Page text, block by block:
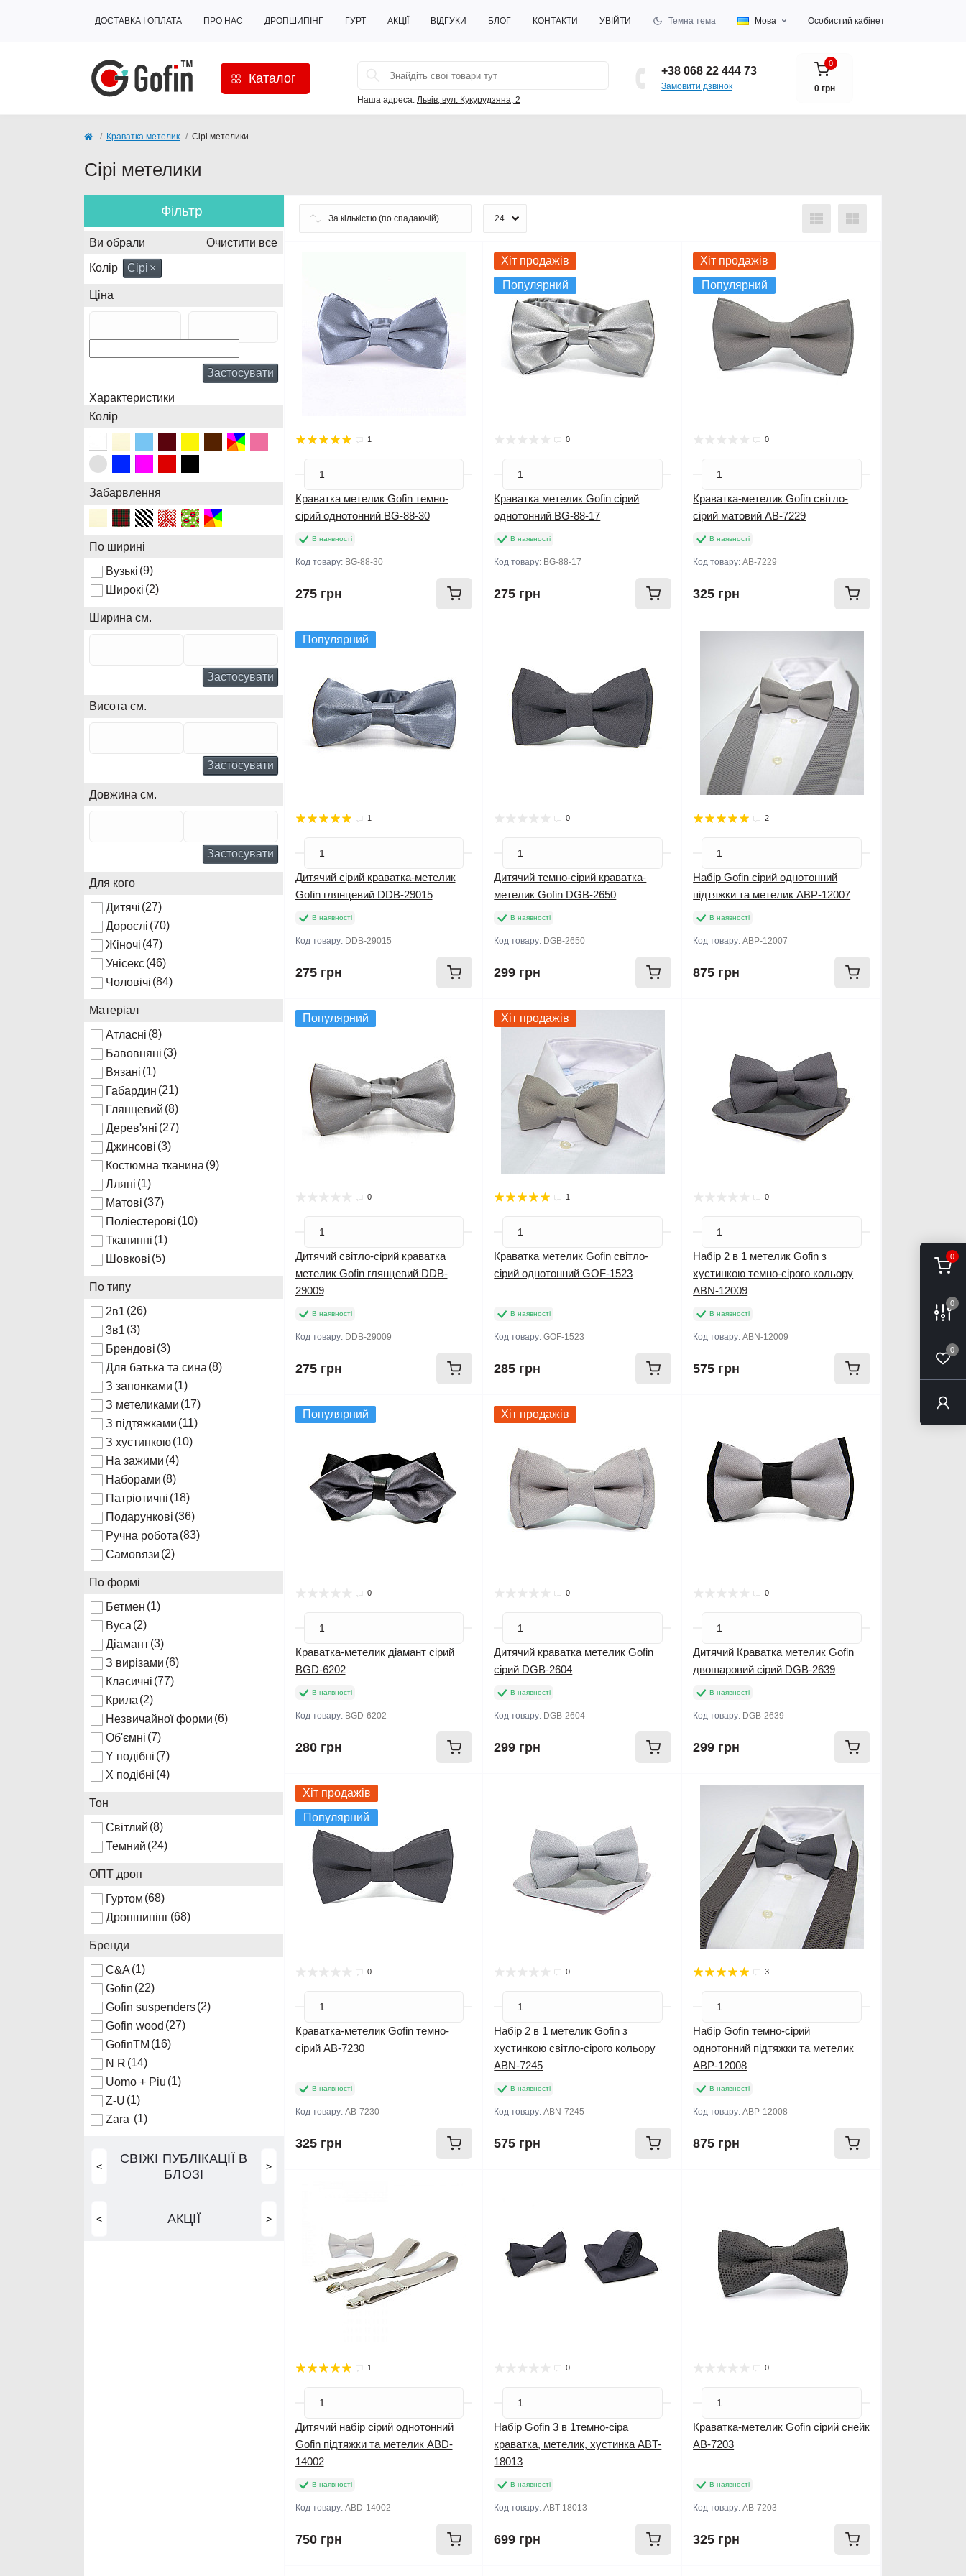
0
0
0
ДОСТАВКА І ОПЛАТА ПРО НАС ДРОПШИПІНГ ГУРТ АКЦІЇ ВІДГУКИ БЛОГ КОНТАКТИ УВІЙТИ Темна тема Мова Особистий кабінет
Каталог
Наша адреса: Львів, вул. Кукурудзяна, 2
+38 068 22 444 73
Замовити дзвінок
0
0 грн
Краватка метелик Сірі метелики
Сірі метелики
Фільтр
Ви обрали Очистити все
Колір Сірі ×
Ціна
Застосувати
Характеристики
Колір
Забарвлення
По ширині
Вузькі (9)
Широкі (2)
Ширина см.
Застосувати
Висота см.
Застосувати
Довжина см.
Застосувати
Для кого
Дитячі (27)
Дорослі (70)
Жіночі (47)
Унісекс(46)
Чоловічі (84)
Матеріал
Атласні (8)
Бавовняні (3)
Вязані (1)
Габардин (21)
Глянцевий (8)
Дерев'яні (27)
Джинсові (3)
Костюмна тканина (9)
Лляні (1)
Матові (37)
Поліестерові (10)
Тканинні (1)
Шовкові (5)
По типу
2в1 (26)
3в1 (3)
Брендові (3)
Для батька та сина (8)
З запонками (1)
З метеликами (17)
З підтяжками (11)
З хустинкою(10)
На зажими (4)
Наборами (8)
Патріотичні (18)
Подарункові (36)
Ручна робота (83)
Самовязи (2)
По формі
Бетмен (1)
Вуса (2)
Діамант(3)
З вирізами (6)
Класичні (77)
Крила (2)
Незвичайної форми (6)
Об'ємні (7)
Y подібні (7)
Х подібні (4)
Тон
Світлий (8)
Темний (24)
ОПТ дроп
Гуртом (68)
Дропшипінг(68)
Бренди
C&A (1)
Gofin (22)
Gofin suspenders(2)
Gofin wood (27)
GofinTM (16)
N R (14)
Uomo + Piu (1)
Z-U (1)
Zara (1)
СВІЖІ ПУБЛІКАЦІЇ В
БЛОЗІ
< >
АКЦІЇ
< >
1
Краватка метелик Gofin темно-
сірий однотонний BG-88-30
В наявності
Код товару: BG-88-30
275 грн
Хіт продажів
Популярний
0
Краватка метелик Gofin сірий
однотонний BG-88-17
В наявності
Код товару: BG-88-17
275 грн
Хіт продажів
Популярний
0
Краватка-метелик Gofin світло-
сірий матовий AB-7229
В наявності
Код товару:AB-7229
325 грн
Популярний
1
Дитячий сірий краватка-метелик
Gofin глянцевий DDB-29015
В наявності
Код товару: DDB-29015
275 грн
0
Дитячий темно-сірий краватка-
метелик Gofin DGB-2650
В наявності
Код товару: DGB-2650
299 грн
2
Набір Gofin сірий однотонний
підтяжки та метелик ABP-12007
В наявності
Код товару:ABP-12007
875 грн
Популярний
0
Дитячий світло-сірий краватка
метелик Gofin глянцевий DDB-
29009
В наявності
Код товару: DDB-29009
275 грн
Хіт продажів
1
Краватка метелик Gofin світло-
сірий однотонний GOF-1523
В наявності
Код товару:GOF-1523
285 грн
0
Набір 2 в 1 метелик Gofin з
хустинкою темно-сірого кольору
ABN-12009
В наявності
Код товару:ABN-12009
575 грн
Популярний
0
Краватка-метелик діамант сірий
BGD-6202
В наявності
Код товару: BGD-6202
280 грн
Хіт продажів
0
Дитячий краватка метелик Gofin
сірий DGB-2604
В наявності
Код товару: DGB-2604
299 грн
0
Дитячий Краватка метелик Gofin
двошаровий сірий DGB-2639
В наявності
Код товару: DGB-2639
299 грн
Хіт продажів
Популярний
0
Краватка-метелик Gofin темно-
сірий AB-7230
В наявності
Код товару: AB-7230
325 грн
0
Набір 2 в 1 метелик Gofin з
хустинкою світло-сірого кольору
ABN-7245
В наявності
Код товару:ABN-7245
575 грн
3
Набір Gofin темно-сірий
однотонний підтяжки та метелик
ABP-12008
В наявності
Код товару:ABP-12008
875 грн
1
Дитячий набір сірий однотонний
Gofin підтяжки та метелик ABD-
14002
В наявності
Код товару: ABD-14002
750 грн
0
Набір Gofin 3 в 1темно-сіра
краватка, метелик, хустинка ABT-
18013
В наявності
Код товару:ABT-18013
699 грн
0
Краватка-метелик Gofin сірий снейк
AB-7203
В наявності
Код товару:AB-7203
325 грн